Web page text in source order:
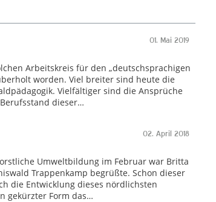
01. Mai 2019
Arbeitskreis für den „deutschsprachigen
worden. Viel breiter sind heute die
Vielfältiger sind die Ansprüche
dieser…
02. April 2018
Umweltbildung im Februar war Britta
Trappenkamp begrüßte. Schon dieser
die Entwicklung dieses nördlichsten
gekürzter Form das…